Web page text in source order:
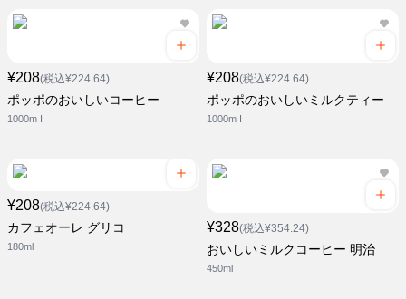
¥208(税込¥224.64)
ポッポのおいしいコーヒー
1000m I
¥208(税込¥224.64)
ポッポのおいしいミルクティー
1000m I
¥208(税込¥224.64)
カフェオーレ グリコ
180ml
¥328(税込¥354.24)
おいしいミルクコーヒー 明治
450ml